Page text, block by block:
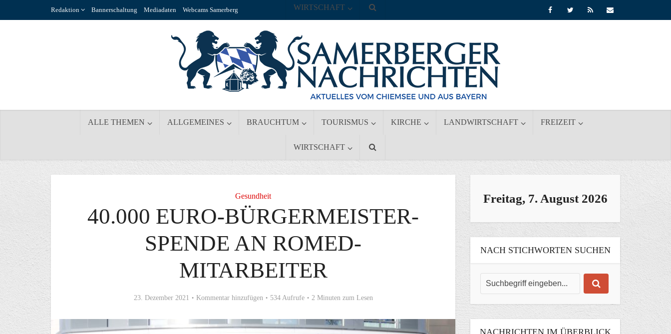
Redaktion Bannerschaltung Mediadaten Webcams Samerberg
ALLE THEMEN ALLGEMEINES BRAUCHTUM TOURISMUS KIRCHE LANDWIRTSCHAFT FREIZEIT
WIRTSCHAFT
WIRTSCHAFT
Gesundheit
40.000 EURO-BÜRGERMEISTER-
SPENDE AN ROMED-
MITARBEITER
23. Dezember 2021 Kommentar hinzufügen 534 Aufrufe 2 Minuten zum Lesen
Freitag, 7. August 2026
NACH STICHWORTEN SUCHEN
NACHRICHTEN IM ÜBERBLICK